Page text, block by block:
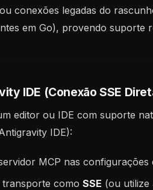
conexões legadas do
em Go), provendo suporte
IDE (Conexão SSE
editor ou IDE com suporte
IDE):
MCP nas configurações
transporte como SSE (ou